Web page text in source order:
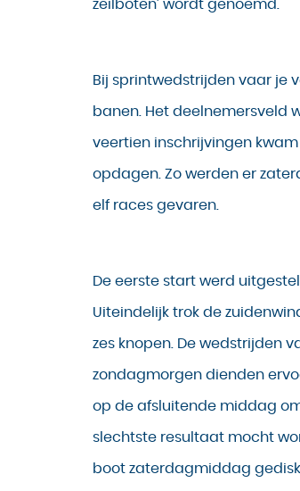
zeilboten’ wordt genoemd.
Bij sprintwedstrijden vaar je
banen. Het deelnemersveld
veertien inschrijvingen
opdagen. Zo werden er
elf races gevaren.
De eerste start werd
Uiteindelijk trok de
zes knopen. De wedstrijden
zondagmorgen dienden
op de afsluitende middag
slechtste resultaat mocht
boot zaterdagmiddag